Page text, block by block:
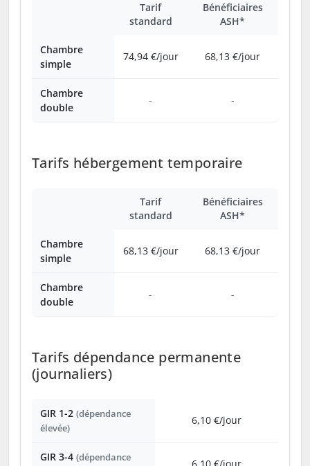
Tarif
standard
Bénéficiaires
ASH*
Chambre
simple
74,94 €/jour 68,13 €/jour
Chambre
double
- -
Tarifs hébergement temporaire
Tarif
standard
Bénéficiaires
ASH*
Chambre
simple
68,13 €/jour 68,13 €/jour
Chambre
double
- -
Tarifs dépendance permanente
(journaliers)
GIR 1-2 (dépendance
élevée)
6,10 €/jour
GIR 3-4 (dépendance